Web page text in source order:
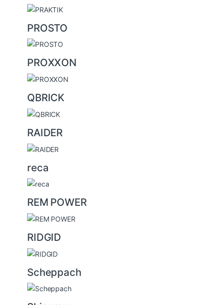
PROSTO
PROXXON
QBRICK
RAIDER
reca
REM POWER
RIDGID
Scheppach